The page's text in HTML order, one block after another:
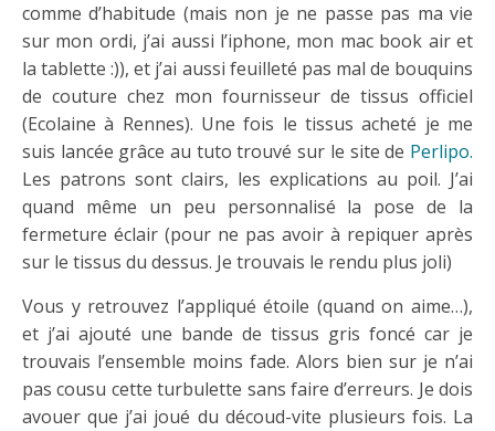
comme d’habitude (mais non je ne passe pas ma vie
sur mon ordi, j’ai aussi l’iphone, mon mac book air et
la tablette :)), et j’ai aussi feuilleté pas mal de bouquins
de couture chez mon fournisseur de tissus officiel
(Ecolaine à Rennes). Une fois le tissus acheté je me
suis lancée grâce au tuto trouvé sur le site de Perlipo.
Les patrons sont clairs, les explications au poil. J’ai
quand même un peu personnalisé la pose de la
fermeture éclair (pour ne pas avoir à repiquer après
sur le tissus du dessus. Je trouvais le rendu plus joli)
Vous y retrouvez l’appliqué étoile (quand on aime…),
et j’ai ajouté une bande de tissus gris foncé car je
trouvais l’ensemble moins fade. Alors bien sur je n’ai
pas cousu cette turbulette sans faire d’erreurs. Je dois
avouer que j’ai joué du découd-vite plusieurs fois. La